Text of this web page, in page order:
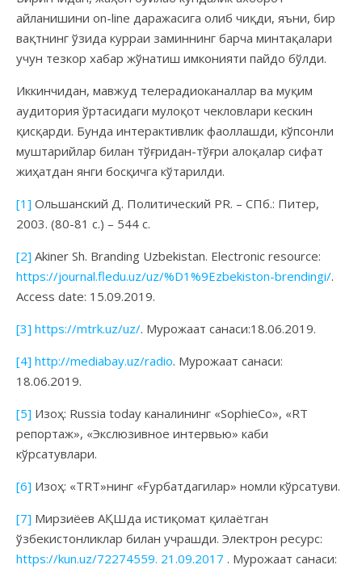
айланишини on-line даражасига олиб чиқди, яъни, бир
вақтнинг ўзида курраи заминнинг барча минтақалари
учун тезкор хабар жўнатиш имконияти пайдо бўлди.
Иккинчидан, мавжуд телерадиоканаллар ва муқим
аудитория ўртасидаги мулоқот чекловлари кескин
қисқарди. Бунда интерактивлик фаоллашди, кўпсонли
муштарийлар билан тўғридан-тўғри алоқалар сифат
жиҳатдан янги босқичга кўтарилди.
[1] Ольшанский Д. Политический PR. – СПб.: Питер,
2003. (80-81 с.) – 544 с.
[2] Akiner Sh. Branding Uzbekistan. Electronic resource:
https://journal.fledu.uz/uz/%D1%9Ezbekiston-brendingi/.
Access date: 15.09.2019.
[3] https://mtrk.uz/uz/. Мурожаат санаси:18.06.2019.
[4] http://mediabay.uz/radio. Мурожаат санаси:
18.06.2019.
[5] Изоҳ: Russia today каналининг «SophieCo», «RT
репортаж», «Экслюзивное интервью» каби
кўрсатувлари.
[6] Изоҳ: «TRT»нинг «Ғурбатдагилар» номли кўрсатуви.
[7] Мирзиёев АҚШда истиқомат қилаётган
ўзбекистонликлар билан учрашди. Электрон ресурс:
https://kun.uz/72274559. 21.09.2017 . Мурожаат санаси: